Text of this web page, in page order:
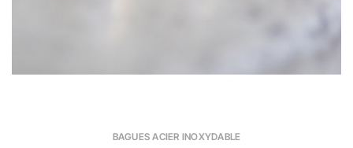
BAGUES ACIER INOXYDABLE